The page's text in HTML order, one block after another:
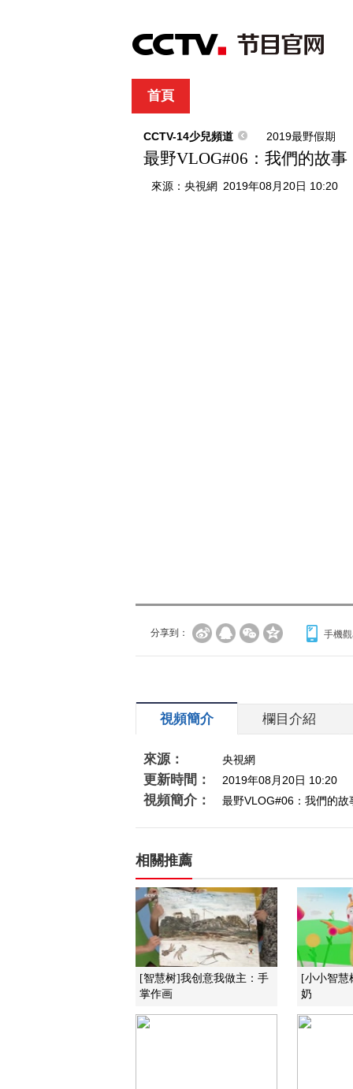
首頁
綜合 新聞 財經 綜藝 中文國際
CCTV-14少兒頻道 2019最野假期
最野VLOG#06：我們的故事
來源： 央視網 2019年08月20日 10:20
分享到： 手機
視頻簡介 欄目介紹
來源： 央視網
更新時間： 2019年08月20日 10:20
視頻簡介： 最野VLOG#06：我們的故
相關推薦
[智慧树]我创意我做主：手
掌作画
[小小智慧
奶